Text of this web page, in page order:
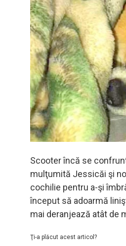
Scooter încă se
mulţumită Jessicăi şi
cochilie pentru a-şi
început să adoarmă
mai deranjează atât de
Ţi-a plăcut acest articol?